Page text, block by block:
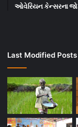
ઓવેરિયન કેન્સરના
Last Modified Posts